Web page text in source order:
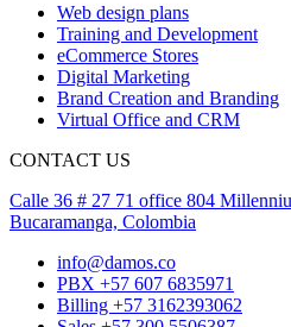
Web design plans
Training and Development
eCommerce Stores
Digital Marketing
Brand Creation and Branding
Virtual Office and CRM
CONTACT US
Calle 36 # 27 71 office 804
Bucaramanga, Colombia
info@damos.co
PBX +57 607 6835971
Billing +57 3162393062